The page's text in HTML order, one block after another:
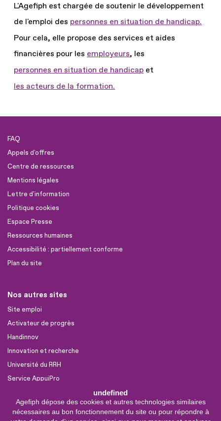
undefined
Agefiph dépose des cookies et autres technologies similaires
nécessaires au bon fonctionnement du site ou pour répondre à
L'Agefiph est chargée de soutenir le développement
de l'emploi des personnes en situation de handicap.
Pour cela, elle propose des services et aides
financières pour les employeurs, les
personnes en situation de handicap et
les acteurs de la formation.
FAQ
Appels d'offres
Centre de ressources
Mentions légales
Lettre d'information
Politique cookies
Espace Presse
Ressources humaines
Accessibilité : partiellement conforme
Plan du site
Nos autres sites
Site emploi
Activateur de progrès
Handinnov
Innovation et recherche
Université du RRH
Service AppuiPro
Nous suivre
Youtube